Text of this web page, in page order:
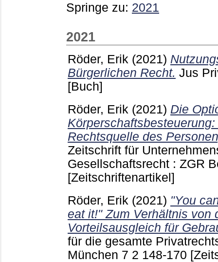
Springe zu: 2021
2021
Röder, Erik (2021)
Bürgerlichen Recht. Jus
[Buch]
Röder, Erik (2021) Die
Rechtsquelle des
Zeitschrift für
Gesellschaftsrecht : ZGR
[Zeitschriftenartikel]
Röder, Erik (2021) "You
eat it!" Zum Verhältnis von
Vorteilsausgleich für
für die gesamte
München 7 2 148-170